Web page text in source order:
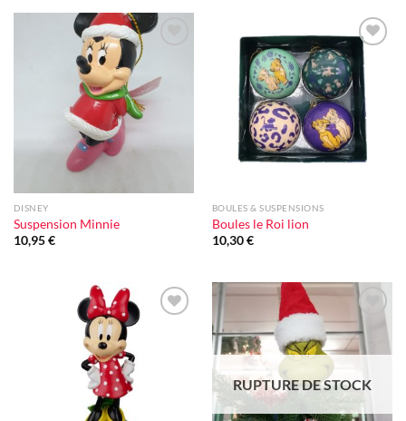
d'envie
DISNEY
Suspension Minnie
10,95€
Ajouter
à la liste
d'envie
BOULES & SUSPENSIONS
Boules le Roi lion
10,30€
Ajouter
à la liste
d'envie
RUPTURE DE STOCK